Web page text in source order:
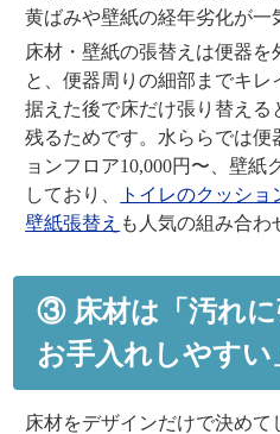
黄ばみや壁紙の経年劣化が一
床材・壁紙の張替えは便器を
と、便器周りの細部までキ
据えた後で床だけ張り替え
残るためです。水ららでは便
ョンフロア10,000円〜、壁紙
しており、
トイレのクッシ
壁紙張替え も人気の組み合わ
③ 床材は「汚れに
お手入れしやすい
床材をデザインだけで決め